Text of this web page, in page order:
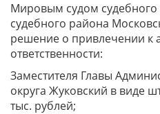
Мировым судом судебного
судебного района
решение о привлечении к
ответственности:
Заместителя Главы
округа Жуковский в виде
тыс. рублей;